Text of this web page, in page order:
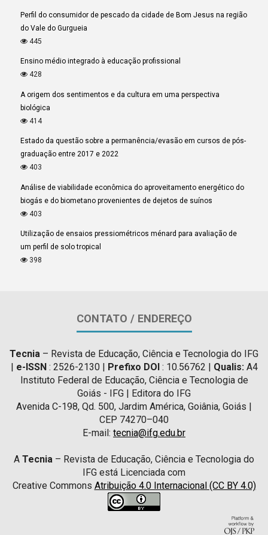
Perfil do consumidor de pescado da cidade de Bom Jesus na região
do Vale do Gurgueia
445
Ensino médio integrado à educação profissional
428
A origem dos sentimentos e da cultura em uma perspectiva
biológica
414
Estado da questão sobre a permanência/evasão em cursos de pós-
graduação entre 2017 e 2022
403
Análise de viabilidade econômica do aproveitamento energético do
biogás e do biometano provenientes de dejetos de suínos
403
Utilização de ensaios pressiométricos ménard para avaliação de
um perfil de solo tropical
398
CONTATO / ENDEREÇO
Tecnia – Revista de Educação, Ciência e Tecnologia do IFG
| e-ISSN: 2526-2130 | Prefixo DOI: 10.56762 | Qualis: A4
Instituto Federal de Educação, Ciência e Tecnologia de
Goiás - IFG | Editora do IFG
Avenida C-198, Qd. 500, Jardim América, Goiânia, Goiás |
CEP 74270–040
E-mail: tecnia@ifg.edu.br
A Tecnia – Revista de Educação, Ciência e Tecnologia do
IFG está Licenciada com
Creative Commons Atribuição 4.0 Internacional (CC BY 4.0)